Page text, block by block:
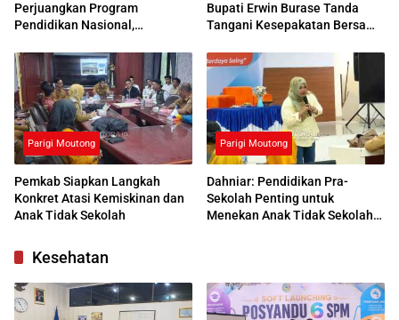
Perjuangkan Program
Pendidikan Nasional,
Respons Positif
Bupati Erwin Burase Tanda
Tangani Kesepakatan Bersama
Parigi Moutong
Pemkab Siapkan Langkah
Konkret Atasi Kemiskinan dan
Anak Tidak Sekolah
Parigi Moutong
Dahniar: Pendidikan Pra-
Sekolah Penting untuk
Menekan Anak Tidak Sekolah
Kesehatan